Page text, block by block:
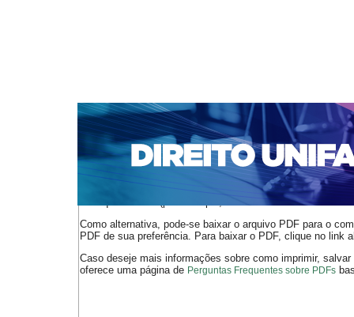
CAPA SOBRE ACESSO CADASTRO
NOTÍCIAS
EDIÇÕES DE Nº 1 A 100 WEBMAIL
Capa>n. 270 (2022) > de Souza Ribeiro
O arquivo PDF selecionado deve ser carregado no
de arquivos PDF (por exemplo, uma versão atual do
Como alternativa, pode-se baixar o arquivo PDF para o
PDF de sua preferência. Para baixar o PDF, clique no link
Caso deseje mais informações sobre como imprimir,
oferece uma página de Perguntas Frequentes sobre PDFs